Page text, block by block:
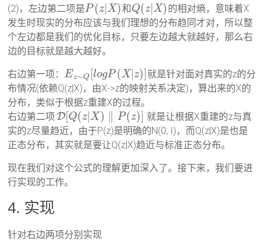
(2)，左边第二项是P (z|X)和Q(z|X) 的相对熵，意味着X
发生时现实的分布应该与我们理想的分布趋同才对，所以整
个左边都是我们的优化目标，只要左边越大就越好，那么右
边的目标就是越大越好。
右边第一项：Ez∼Q [logP (X|z)] 就是针对面对真实的z的分
布情况(依赖Q(z|X)，由X->z的映射关系决定)，算出来的X的
分布，类似于根据z重建X的过程。
右边第二项:D[Q(z|X) ∥ P(z)] 就是让根据X重建的z与真
实的z尽量趋近，由于P(z)是明确的N(0, I)，而Q(z|X)是也是
正态分布，其实就是要让Q(z|X)趋近与标准正态分布。
现在我们对这个公式的理解更加深入了。接下来，我们要进
行实现的工作。
4. 实现
针对右边两项分别实现